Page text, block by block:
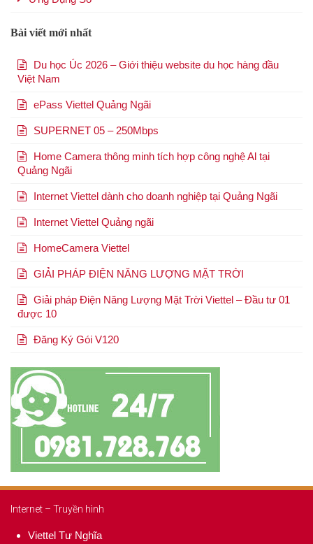
Bài viết mới nhất
Du học Úc 2026 – Giới thiệu website du học hàng đầu
Việt Nam
ePass Viettel Quảng Ngãi
SUPERNET 05 – 250Mbps
Home Camera thông minh tích hợp công nghệ Al tại
Quảng Ngãi
Internet Viettel dành cho doanh nghiệp tại Quảng Ngãi
Internet Viettel Quảng ngãi
HomeCamera Viettel
GIẢI PHÁP ĐIỆN NĂNG LƯỢNG MẶT TRỜI
Giải pháp Điện Năng Lượng Mặt Trời Viettel – Đầu tư 01
được 10
Đăng Ký Gói V120
Internet – Truyền hình
Viettel Tư Nghĩa